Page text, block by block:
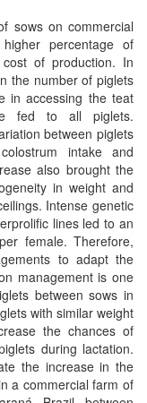
sows on commercial
percentage of
of production. In
the number of piglets
in accessing the teat
fed to all piglets.
between piglets
intake and
also brought the
in weight and
Intense genetic
lines led to an
female. Therefore,
to adapt the
management is one
between sows in
with similar weight
the chances of
during lactation.
the increase in the
a commercial farm of